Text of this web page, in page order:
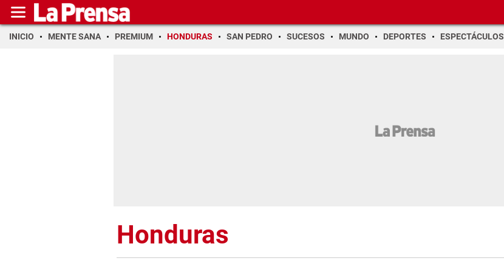
INICIO MENTE SANA PREMIUM HONDURAS SAN PEDRO SUCESOS MUNDO DEPORTES ESPECTÁCULOS
Honduras